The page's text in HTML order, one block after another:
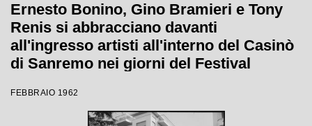
Ernesto Bonino, Gino Bramieri e Tony
Renis si abbracciano davanti
all'ingresso artisti all'interno del Casinò
di Sanremo nei giorni del Festival
FEBBRAIO 1962